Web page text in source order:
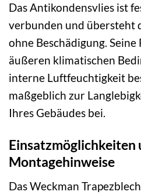
Das Antikondensvlies ist
verbunden und übersteht
ohne Beschädigung.
äußeren klimatischen
interne Luftfeuchtigkeit
maßgeblich zur
Ihres Gebäudes bei.
Einsatzmöglichkeiten
Montagehinweise
Das Weckman